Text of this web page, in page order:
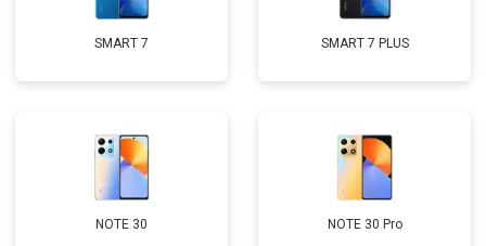
SMART 7 SMART 7 PLUS
NOTE 30 NOTE 30 Pro